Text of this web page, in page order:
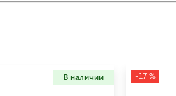
В наличии -17 %